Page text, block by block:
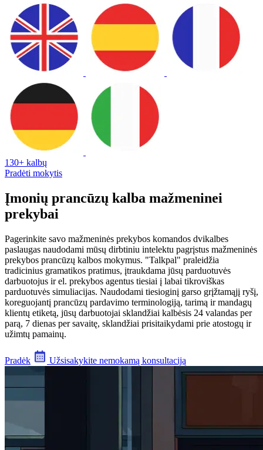
130+ kalbų
Pradėti mokytis
Įmonių prancūzų kalba mažmeninei
prekybai
Pagerinkite savo mažmeninės prekybos komandos dvikalbes
paslaugas naudodami mūsų dirbtiniu intelektu pagrįstus mažmeninės
prekybos prancūzų kalbos mokymus. "Talkpal" praleidžia
tradicinius gramatikos pratimus, įtraukdama jūsų parduotuvės
darbuotojus ir el. prekybos agentus tiesiai į labai tikroviškas
parduotuvės simuliacijas. Naudodami tiesioginį garso grįžtamąjį ryšį,
koreguojantį prancūzų pardavimo terminologiją, tarimą ir mandagų
klientų etiketą, jūsų darbuotojai sklandžiai kalbėsis 24 valandas per
parą, 7 dienas per savaitę, sklandžiai prisitaikydami prie atostogų ir
užimtų pamainų.
Pradėk Užsisakykite nemokamą konsultaciją